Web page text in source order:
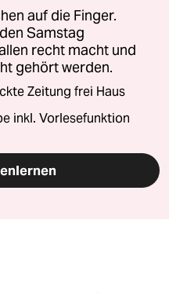
auf die Finger.
Samstag
recht macht und
gehört werden.
Zeitung frei Haus
inkl. Vorlesefunktion